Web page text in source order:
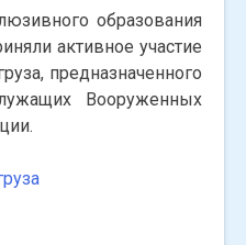
образования
активное участие
предназначенного
Вооруженных